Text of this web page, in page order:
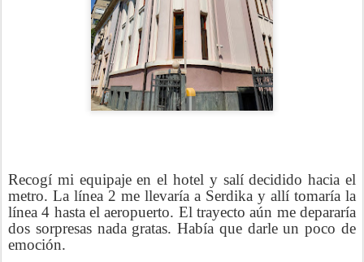
Recogí mi equipaje en el hotel y salí decidido hacia el
metro. La línea 2 me llevaría a Serdika y allí tomaría la
línea 4 hasta el aeropuerto. El trayecto aún me depararía
dos sorpresas nada gratas. Había que darle un poco de
emoción.